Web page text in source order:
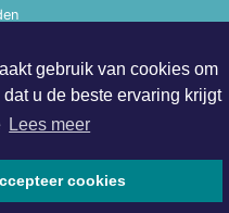
gebruik van cookies om
u de beste ervaring krijgt
Lees meer
cookies
- Alle rechten